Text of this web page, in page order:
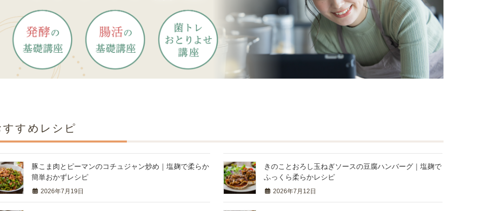
すすめレシピ
豚こま肉とピーマンのコチュジャン炒め｜塩麹で柔らか
簡単おかずレシピ
2026年7月19日
きのことおろし玉ねぎソースの豆腐ハンバーグ｜塩麹で
ふっくら柔らかレシピ
2026年7月12日